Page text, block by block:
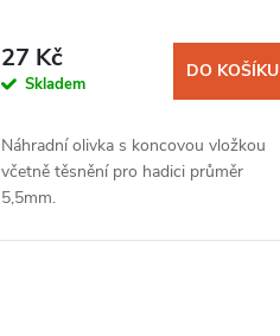
27 Kč
Skladem
DO KOŠÍKU
Náhradní olivka s koncovou vložkou
včetně těsnění pro hadici průměr
5,5mm.